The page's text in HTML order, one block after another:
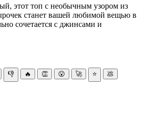
этот топ с необычным узором из
станет вашей любимой вещью в
сочетается с джинсами и
👎 🔥 👏 😮 🚀 ⭐ 💩